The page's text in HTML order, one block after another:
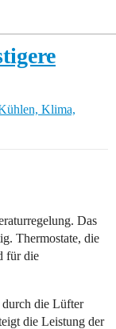
Klima,
Das
Thermostate, die
für die
durch die Lüfter
die Leistung der